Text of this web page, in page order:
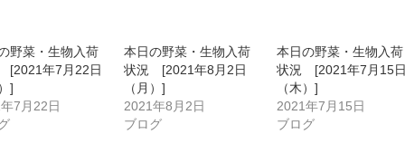
野菜・生物入荷
[2021年7月22日
]
7月22日
本日の野菜・生物入荷
状況 [2021年8月2日
（月）]
2021年8月2日
ブログ
本日の野菜・生物入荷
状況 [2021年7月15日
（木）]
2021年7月15日
ブログ